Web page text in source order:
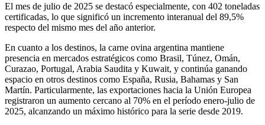
El mes de julio de 2025 se destacó especialmente, con 402 toneladas
certificadas, lo que significó un incremento interanual del 89,5%
respecto del mismo mes del año anterior.
En cuanto a los destinos, la carne ovina argentina mantiene
presencia en mercados estratégicos como Brasil, Túnez, Omán,
Curazao, Portugal, Arabia Saudita y Kuwait, y continúa ganando
espacio en otros destinos como España, Rusia, Bahamas y San
Martín. Particularmente, las exportaciones hacia la Unión Europea
registraron un aumento cercano al 70% en el período enero-julio de
2025, alcanzando un máximo histórico para la serie desde 2019.